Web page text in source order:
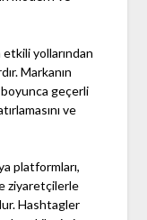
yollarından
Markanın
geçerli
ve
platformları,
ziyaretçilerle
Hashtagler